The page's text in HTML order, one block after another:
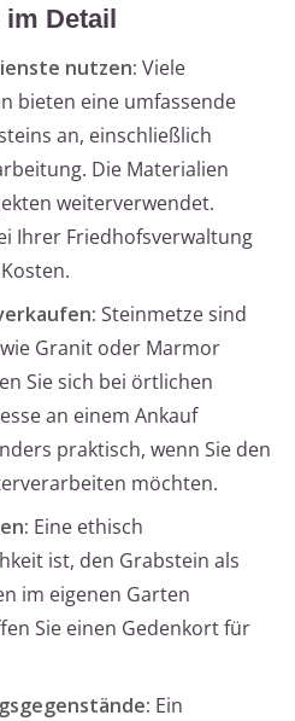
im Detail
nutzen: Viele
bieten eine umfassende
an, einschließlich
Die Materialien
weiterverwendet.
Ihrer Friedhofsverwaltung
Steinmetze sind
Granit oder Marmor
Sie sich bei örtlichen
an einem Ankauf
praktisch, wenn Sie den
möchten.
Eine ethisch
ist, den Grabstein als
im eigenen Garten
Sie einen Gedenkort für
Ein